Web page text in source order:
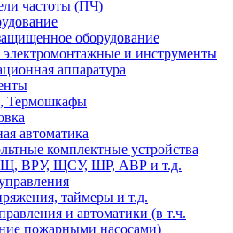
частоты (ПЧ)
оборудование
электромонтажные и инструменты
аппаратура
Термошкафы
автоматика
комплектные устройства
ВРУ, ЩСУ, ШР, АВР и т.д.
таймеры и т.д.
и автоматики (в т.ч.
пожарными насосами)